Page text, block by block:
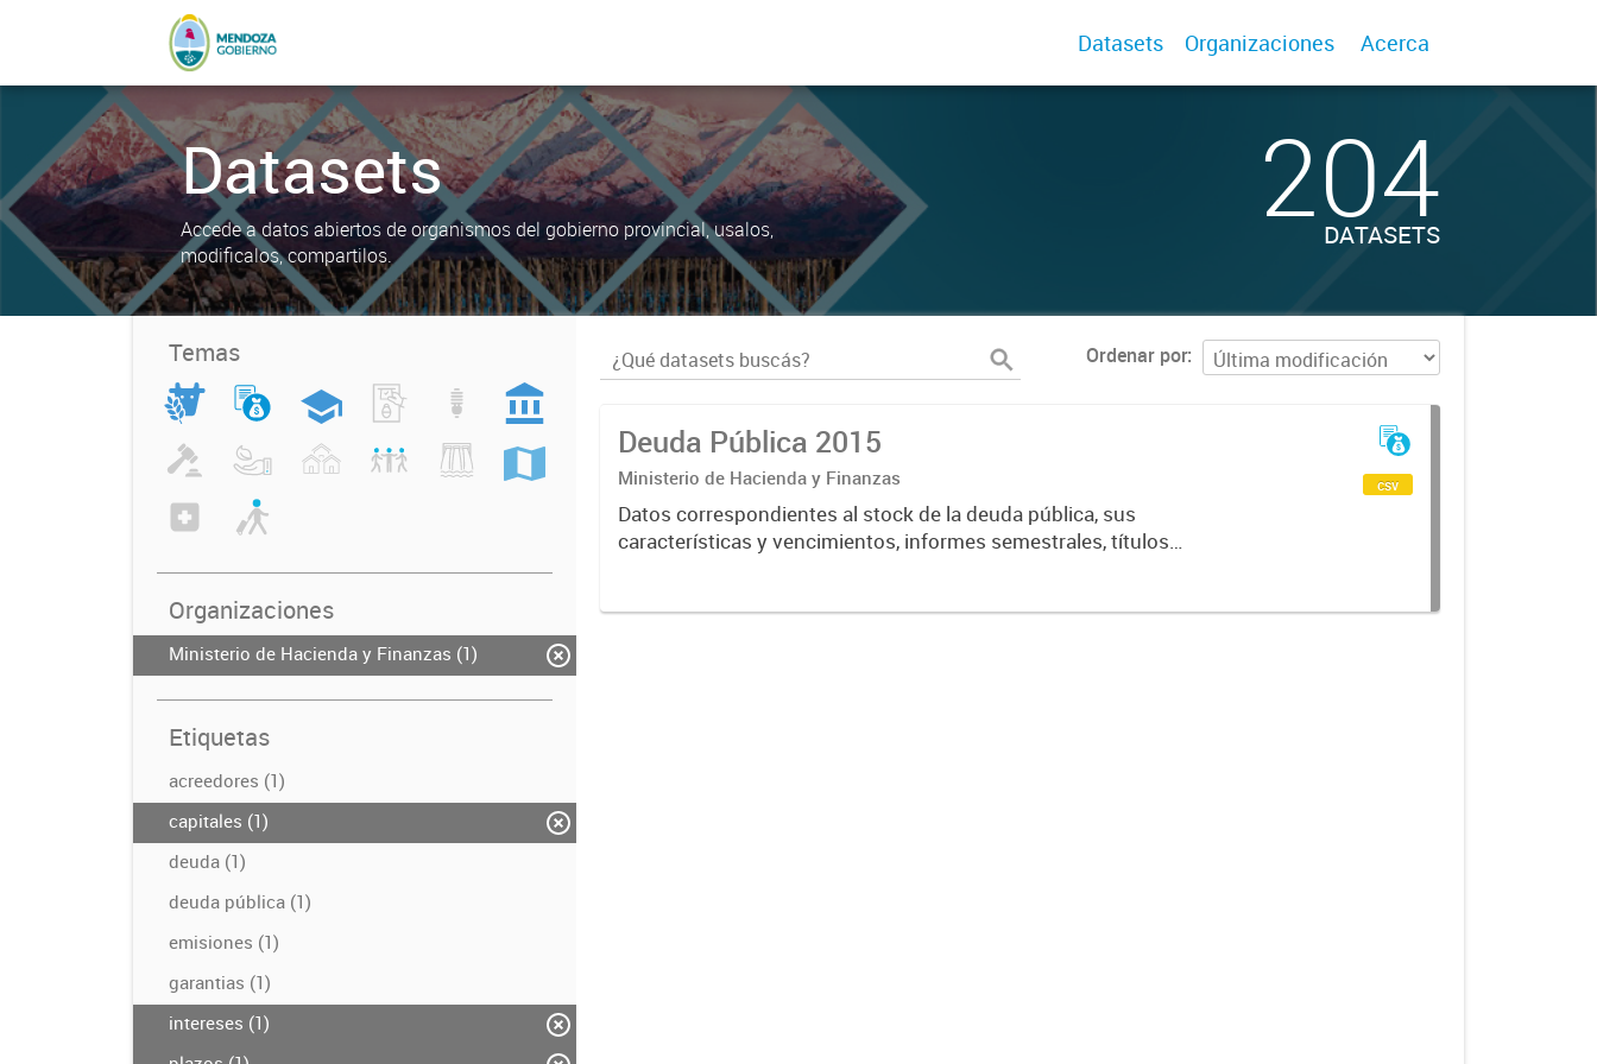
Datasets Organizaciones Acerca
Datasets
Accede a datos abiertos de organismos del gobierno provincial, usalos,
modificalos, compartilos.
204
DATASETS
Temas
Organizaciones
Ministerio de Hacienda y Finanzas (1)
Etiquetas
acreedores (1)
capitales (1)
deuda (1)
deuda pública (1)
emisiones (1)
garantias (1)
intereses (1)
Ordenar por
Deuda Pública 2015
Ministerio de Hacienda y Finanzas
Datos correspondientes al stock de la deuda pública, sus
características y vencimientos, informes semestrales, títulos
csv